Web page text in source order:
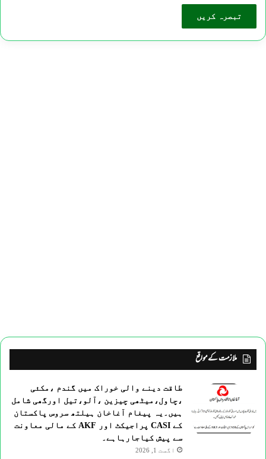
ملازمت کے مواقع
طاقت دینے والی خوراک میں گندم ،مکئی
،چاول،میٹھی چیزین ،آلو،تیل اورگھی شامل
ہیں۔یہ پیغام آغاخان ہیلتھ سروس پاکستان
کے CASI پراجیکٹ اور AKF کے مالی معاونت
سے پیش کیاجارہاہے۔
اگست 1, 2026